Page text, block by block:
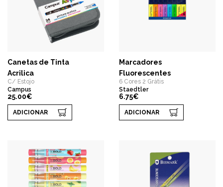
Canetas de Tinta
Acrilica
C/ Estojo
Campus
25.00€
ADICIONAR
Marcadores
Fluorescentes
6 Cores 2 Grátis
Staedtler
6.75€
ADICIONAR